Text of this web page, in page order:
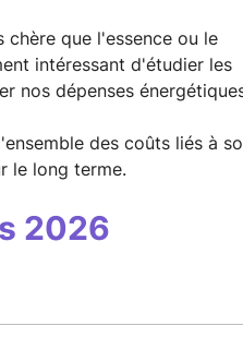
que l'essence ou le
intéressant d'étudier les
nos dépenses
des coûts liés à
le long terme.
2026